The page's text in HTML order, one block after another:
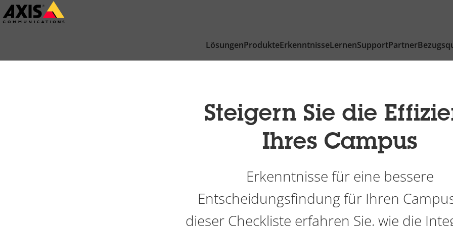
Zum
Hauptinhalt
LösungenProdukteErkenntnisseLernenSupportPartner
Steigern Sie die
Ihres Campus
Erkenntnisse für eine bessere
Entscheidungsfindung für Ihren
dieser Checkliste erfahren Sie, wie die